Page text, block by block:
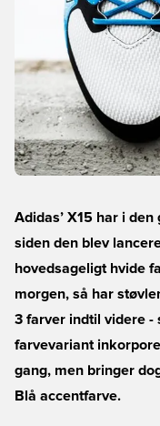
Adidas’ X15 har i
siden den blev
hovedsageligt hvide
morgen, så har
3 farver indtil videre -
farvevariant
gang, men bringer
Blå accentfarve.